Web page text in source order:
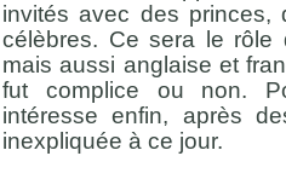
invités avec des princes,
célèbres. Ce sera le rôle
mais aussi anglaise et
fut complice ou non.
intéresse enfin, après
inexpliquée à ce jour.